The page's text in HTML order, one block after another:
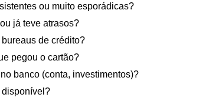
ou muito esporádicas?
já teve atrasos?
de crédito?
pegou o cartão?
banco (conta, investimentos)?
disponível?